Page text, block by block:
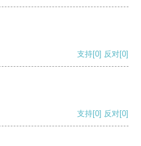
支持[0] 反对[0]
支持[0] 反对[0]